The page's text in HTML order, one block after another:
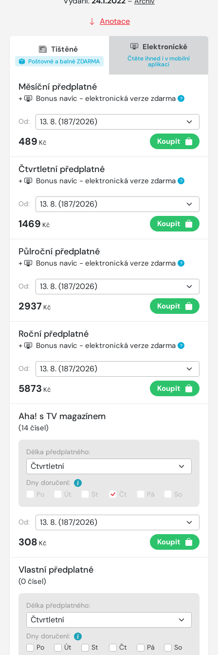
Anotace
Tištěné
Poštovné a balné ZDARMA
Elektronické
Čtěte ihned i v mobilní
aplikaci
Měsíční předplatné
+ Bonus navíc - elektronická verze zdarma ?
Od:
489 Kč Koupit
Čtvrtletní předplatné
+ Bonus navíc - elektronická verze zdarma ?
Od:
1469 Kč Koupit
Půlroční předplatné
+ Bonus navíc - elektronická verze zdarma ?
Od:
2937 Kč Koupit
Roční předplatné
+ Bonus navíc - elektronická verze zdarma ?
Od:
5873 Kč Koupit
Aha! s TV magazínem
(14 čísel)
Délka předplatného:
Dny doručení:
Po
Út St Čt Pá So
Od:
308 Kč Koupit
Vlastní předplatné
(0 čísel)
Délka předplatného:
Dny doručení:
Po
Út St Čt Pá So